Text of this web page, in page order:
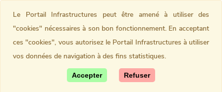
Le Portail Infrastructures peut être amené à utiliser des
"cookies" nécessaires à son bon fonctionnement. En acceptant
ces "cookies", vous autorisez le Portail Infrastructures à utiliser
vos données de navigation à des fins statistiques.
Accepter Refuser